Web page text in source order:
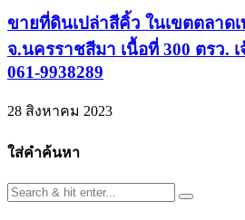
ขายที่ดินเปล่าสีคิ้ว ในเขตตลาด
จ.นครราชสีมา เนื้อที่ 300 ตรว. เ
061-9938289
28 สิงหาคม 2023
ใส่คำค้นหา